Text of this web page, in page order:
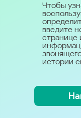
Чтобы
введите
странице
истории